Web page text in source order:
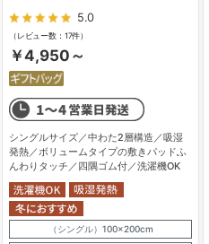
5.0
（レビュー数：17件）
￥4,950～
シングルサイズ／中わた2層構造／吸湿
発熱／ボリュームタイプの敷きパッドふ
んわりタッチ／四隅ゴム付／洗濯機OK
（シングル）100×200cm